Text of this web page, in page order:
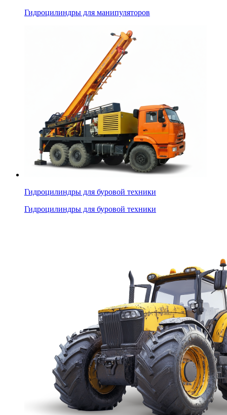
Гидроцилиндры для манипуляторов
Гидроцилиндры для буровой техники
Гидроцилиндры для буровой техники